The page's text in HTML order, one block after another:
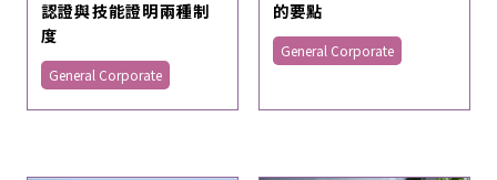
認證與技能證明兩種制
度
General Corporate
的要點
General Corporate